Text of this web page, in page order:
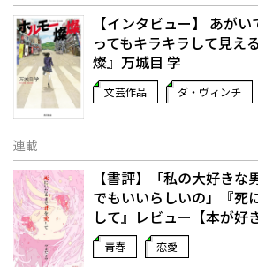
【インタビュー】 あが
ってもキラキラして見
燦』万城目 学
文芸作品 ダ・ヴィンチ
連載
【書評】「私の大好き
でもいいらしいの」――『
して』レビュー【本が好
青春 恋愛